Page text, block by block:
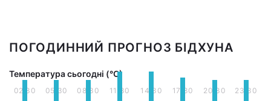
ПОГОДИННИЙ ПРОГНОЗ БІДХУНА
Температура сьогодні (°С)
02:30 05:30 08:30 11:30 14:30 17:30 20:30 23:30